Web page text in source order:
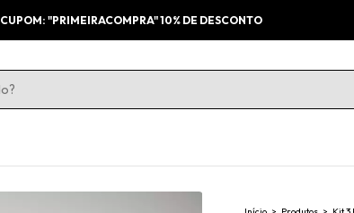
CUPOM: "PRIMEIRACOMPRA" 10% DE DESCONTO